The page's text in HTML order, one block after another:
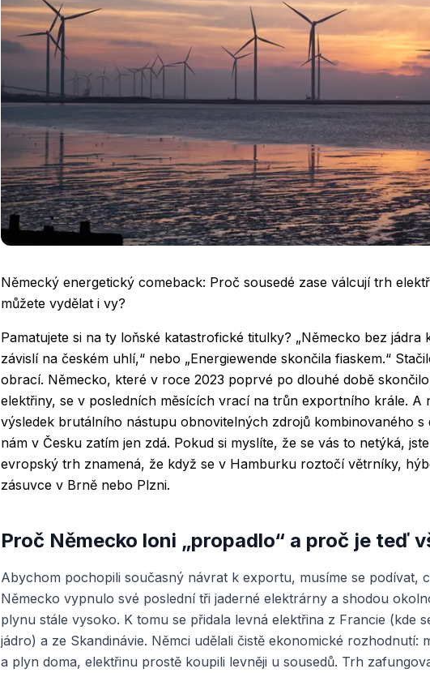
Německý energetický comeback: Proč sousedé zase válcují trh
můžete vydělat i vy?
Pamatujete si na ty loňské katastrofické titulky? „Německo bez jádra
závislí na českém uhlí,“ nebo „Energiewende skončila fiaskem.“
obrací. Německo, které v roce 2023 poprvé po dlouhé době
elektřiny, se v posledních měsících vrací na trůn exportního krále. A
výsledek brutálního nástupu obnovitelných zdrojů kombinovaného s
nám v Česku zatím jen zdá. Pokud si myslíte, že se vás to netýká,
evropský trh znamená, že když se v Hamburku roztočí větrníky,
zásuvce v Brně nebo Plzni.
Proč Německo loni „propadlo“ a proč je teď
Abychom pochopili současný návrat k exportu, musíme se podívat,
Německo vypnulo své poslední tři jaderné elektrárny a shodou
plynu stále vysoko. K tomu se přidala levná elektřina z Francie (kde
jádro) a ze Skandinávie. Němci udělali čistě ekonomické rozhodnutí:
a plyn doma, elektřinu prostě koupili levněji u sousedů. Trh